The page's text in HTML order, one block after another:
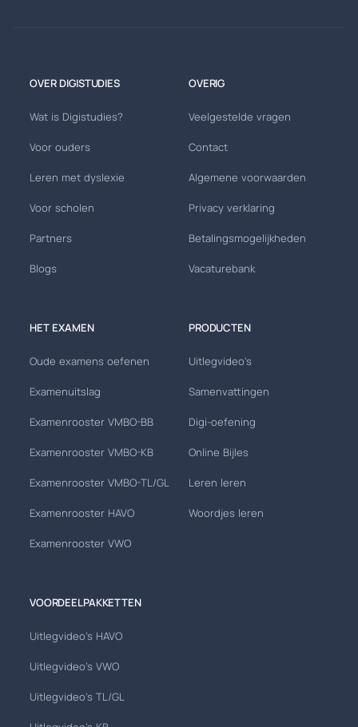
OVER DIGISTUDIES
Wat is Digistudies?
Voor ouders
Leren met dyslexie
Voor scholen
Partners
Blogs
OVERIG
Veelgestelde vragen
Contact
Algemene voorwaarden
Privacy verklaring
Betalingsmogelijkheden
Vacaturebank
HET EXAMEN
Oude examens oefenen
Examenuitslag
Examenrooster VMBO-BB
Examenrooster VMBO-KB
Examenrooster VMBO-TL/GL
Examenrooster HAVO
Examenrooster VWO
PRODUCTEN
Uitlegvideo's
Samenvattingen
Digi-oefening
Online Bijles
Leren leren
Woordjes leren
VOORDEELPAKKETTEN
Uitlegvideo's HAVO
Uitlegvideo's VWO
Uitlegvideo's TL/GL